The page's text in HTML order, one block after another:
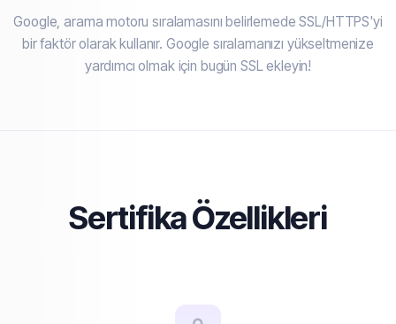
Google, arama motoru sıralamasını belirlemede SSL/HTTPS'yi
bir faktör olarak kullanır. Google sıralamanızı yükseltmenize
yardımcı olmak için bugün SSL ekleyin!
Sertifika Özellikleri